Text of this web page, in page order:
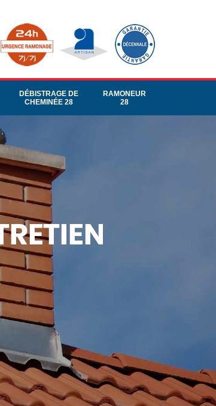
DÉBISTRAGE DE
CHEMINÉE 28
RAMONEUR
28